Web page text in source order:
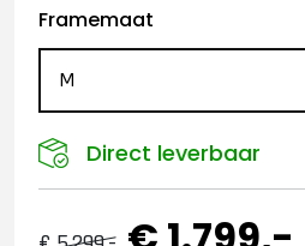
Framemaat
Direct leverbaar